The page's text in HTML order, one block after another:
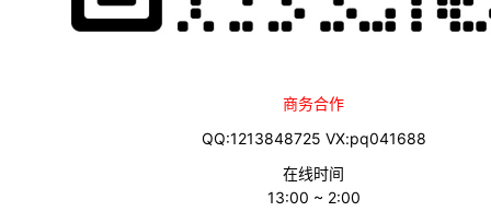
商务合作
QQ:1213848725 VX:pq041688
在线时间
13:00 ~ 2:00